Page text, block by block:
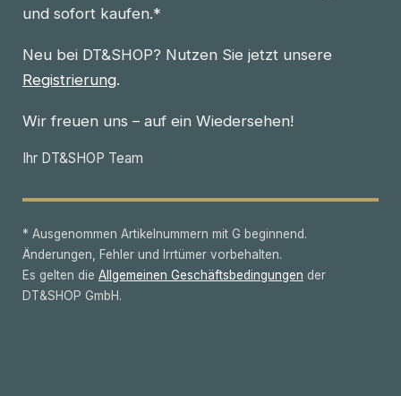
und sofort kaufen.*
Neu bei DT&SHOP? Nutzen Sie jetzt unsere
Registrierung.
Wir freuen uns – auf ein Wiedersehen!
Ihr DT&SHOP Team
* Ausgenommen Artikelnummern mit G beginnend.
Änderungen, Fehler und Irrtümer vorbehalten.
Es gelten die Allgemeinen Geschäftsbedingungen der
DT&SHOP GmbH.